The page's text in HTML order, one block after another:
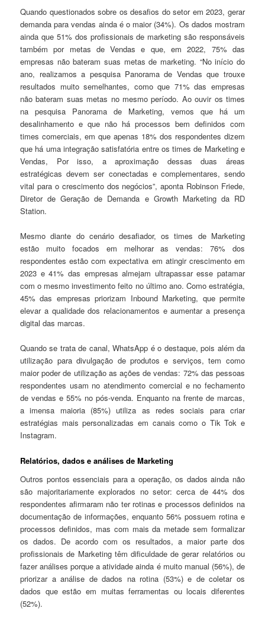
Quando questionados sobre os desafios do setor em 2023, gerar
demanda para vendas ainda é o maior (34%). Os dados mostram
ainda que 51% dos profissionais de marketing são responsáveis
também por metas de Vendas e que, em 2022, 75% das
empresas não bateram suas metas de marketing. “No início do
ano, realizamos a pesquisa Panorama de Vendas que trouxe
resultados muito semelhantes, como que 71% das empresas
não bateram suas metas no mesmo período. Ao ouvir os times
na pesquisa Panorama de Marketing, vemos que há um
desalinhamento e que não há processos bem definidos com
times comerciais, em que apenas 18% dos respondentes dizem
que há uma integração satisfatória entre os times de Marketing e
Vendas, Por isso, a aproximação dessas duas áreas
estratégicas devem ser conectadas e complementares, sendo
vital para o crescimento dos negócios”, aponta Robinson Friede,
Diretor de Geração de Demanda e Growth Marketing da RD
Station.
Mesmo diante do cenário desafiador, os times de Marketing
estão muito focados em melhorar as vendas: 76% dos
respondentes estão com expectativa em atingir crescimento em
2023 e 41% das empresas almejam ultrapassar esse patamar
com o mesmo investimento feito no último ano. Como estratégia,
45% das empresas priorizam Inbound Marketing, que permite
elevar a qualidade dos relacionamentos e aumentar a presença
digital das marcas.
Quando se trata de canal, WhatsApp é o destaque, pois além da
utilização para divulgação de produtos e serviços, tem como
maior poder de utilização as ações de vendas: 72% das pessoas
respondentes usam no atendimento comercial e no fechamento
de vendas e 55% no pós-venda. Enquanto na frente de marcas,
a imensa maioria (85%) utiliza as redes sociais para criar
estratégias mais personalizadas em canais como o Tik Tok e
Instagram.
Relatórios, dados e análises de Marketing
Outros pontos essenciais para a operação, os dados ainda não
são majoritariamente explorados no setor: cerca de 44% dos
respondentes afirmaram não ter rotinas e processos definidos na
documentação de informações, enquanto 56% possuem rotina e
processos definidos, mas com mais da metade sem formalizar
os dados. De acordo com os resultados, a maior parte dos
profissionais de Marketing têm dificuldade de gerar relatórios ou
fazer análises porque a atividade ainda é muito manual (56%), de
priorizar a análise de dados na rotina (53%) e de coletar os
dados que estão em muitas ferramentas ou locais diferentes
(52%).